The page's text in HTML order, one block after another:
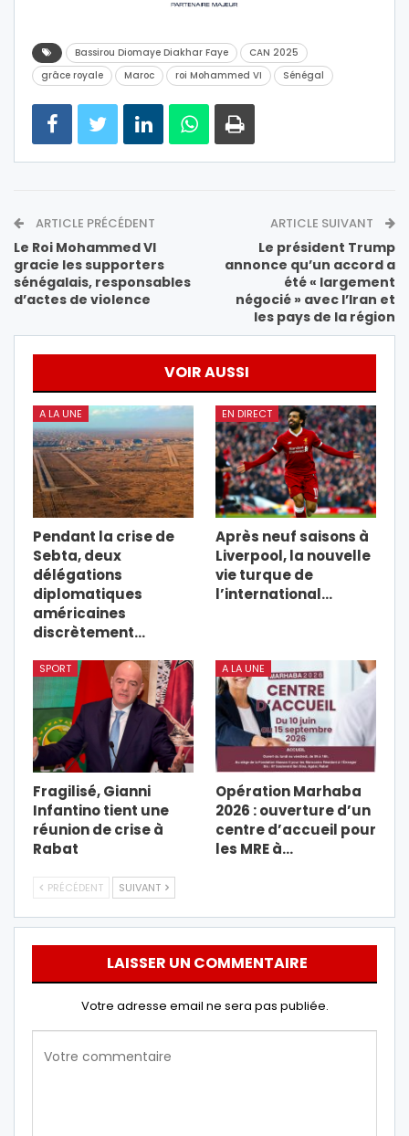
Bassirou Diomaye Diakhar Faye
CAN 2025
grâce royale
Maroc roi Mohammed VI Sénégal
ARTICLE PRÉCÉDENT
Le Roi Mohammed VI
gracie les supporters
sénégalais, responsables
d’actes de violence
ARTICLE SUIVANT
Le président Trump
annonce qu’un accord a
été « largement
négocié » avec l’Iran et
les pays de la région
VOIR AUSSI
A LA UNE
Pendant la crise de
Sebta, deux
délégations
diplomatiques
américaines
discrètement…
EN DIRECT
Après neuf saisons à
Liverpool, la nouvelle
vie turque de
l’international…
SPORT
Fragilisé, Gianni
Infantino tient une
réunion de crise à
Rabat
A LA UNE
Opération Marhaba
2026 : ouverture d’un
centre d’accueil pour
les MRE à…
PRÉCÉDENT SUIVANT
LAISSER UN COMMENTAIRE
Votre adresse email ne sera pas publiée.